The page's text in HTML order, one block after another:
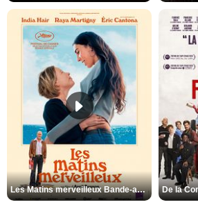
Les Matins merveilleux Bande-annonce VF